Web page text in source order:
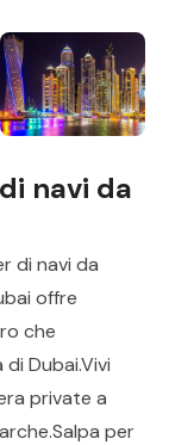
navi da
di navi da
offre
che
Dubai.Vivi
private a
per